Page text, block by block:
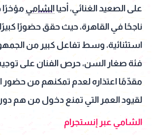
على الصعيد الغنائي، أحيا الشامي مؤخرًا
ناجحًا في القاهرة، حيث حقق حضورًا
استثنائية، وسط تفاعل كبير من
فئة صغار السن، حرص الفنان على
مقدّمًا اعتذاره لعدم تمكنهم من حضور
لقيود العمر التي تمنع دخول من هم دون سن
الشامي عبر إنستجرام